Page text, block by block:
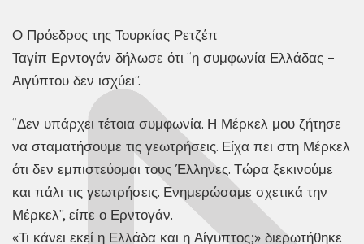
Ο Πρόεδρος της Τουρκίας Ρετζέπ
Ταγίπ Ερντογάν δήλωσε ότι “η συμφωνία Ελλάδας –
Αιγύπτου δεν ισχύει”.
“Δεν υπάρχει τέτοια συμφωνία. Η Μέρκελ μου ζήτησε
να σταματήσουμε τις γεωτρήσεις. Είχα πει στη Μέρκελ
ότι δεν εμπιστεύομαι τους Έλληνες. Τώρα ξεκινούμε
και πάλι τις γεωτρήσεις. Ενημερώσαμε σχετικά την
Μέρκελ”, είπε ο Ερντογάν.
«Τι κάνει εκεί η Ελλάδα και η Αίγυπτος;» διερωτήθηκε